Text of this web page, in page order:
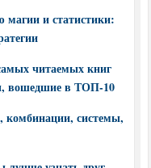
и статистики:
читаемых книг
вошедшие в ТОП-10
комбинации, системы,